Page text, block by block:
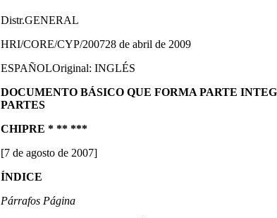
Distr.GENERAL
HRI/CORE/CYP/200728 de abril de 2009
ESPAÑOLOriginal: INGLÉS
DOCUMENTO BÁSICO QUE FORMA PARTE
PARTES
CHIPRE * ** ***
[7 de agosto de 2007]
ÍNDICE
Párrafos Página